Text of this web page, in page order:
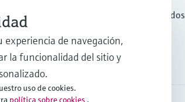
Productos destacados
Servicios
experiencia de navegación,
la funcionalidad del sitio y
uso de cookies.
política sobre cookies .